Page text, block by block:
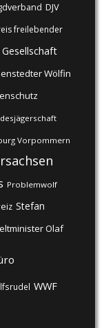
DJV
freilebender
Gesellschaft
Wölfin
Vorpommern
Problemwolf
Stefan
Olaf
WWF